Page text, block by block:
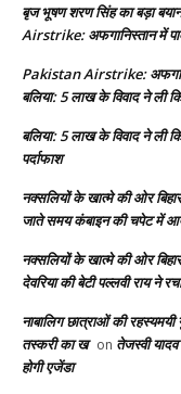
बृज भूषण शरण सिंह का बड़ा
Airstrike: अफगानिस्तान में
Pakistan Airstrike:
बलिया: 5 लाख के विवाद ने ली
बलिया: 5 लाख के विवाद ने ली
पर्दाफाश
नक्सलियों के खात्मे की ओर
जाते समय कंबाइन की चपेट में आए
नक्सलियों के खात्मे की ओर
देवरिया की बेटी पल्लवी राय ने
नाबालिग छात्राओं की
तस्करी का ख on तेजस्वी यादव
होगी एजेंडा